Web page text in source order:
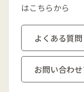
はこちらから
よくある質問
お問い合わ